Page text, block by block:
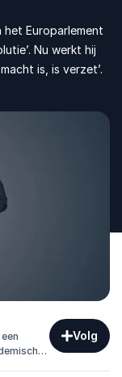
het Europarlement
Nu werkt hij
is, is verzet’.
Volg